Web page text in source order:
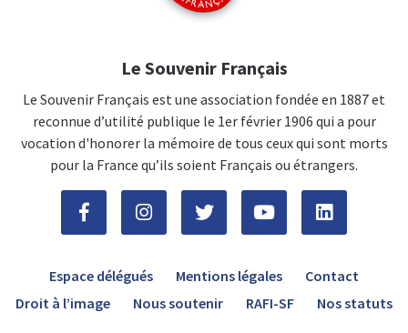
Le Souvenir Français
Le Souvenir Français est une association fondée en 1887 et
reconnue d’utilité publique le 1er février 1906 qui a pour
vocation d'honorer la mémoire de tous ceux qui sont morts
pour la France qu’ils soient Français ou étrangers.
Espace délégués Mentions légales
Contact
Droit à l’image
Nous soutenir RAFI-SF Nos statuts